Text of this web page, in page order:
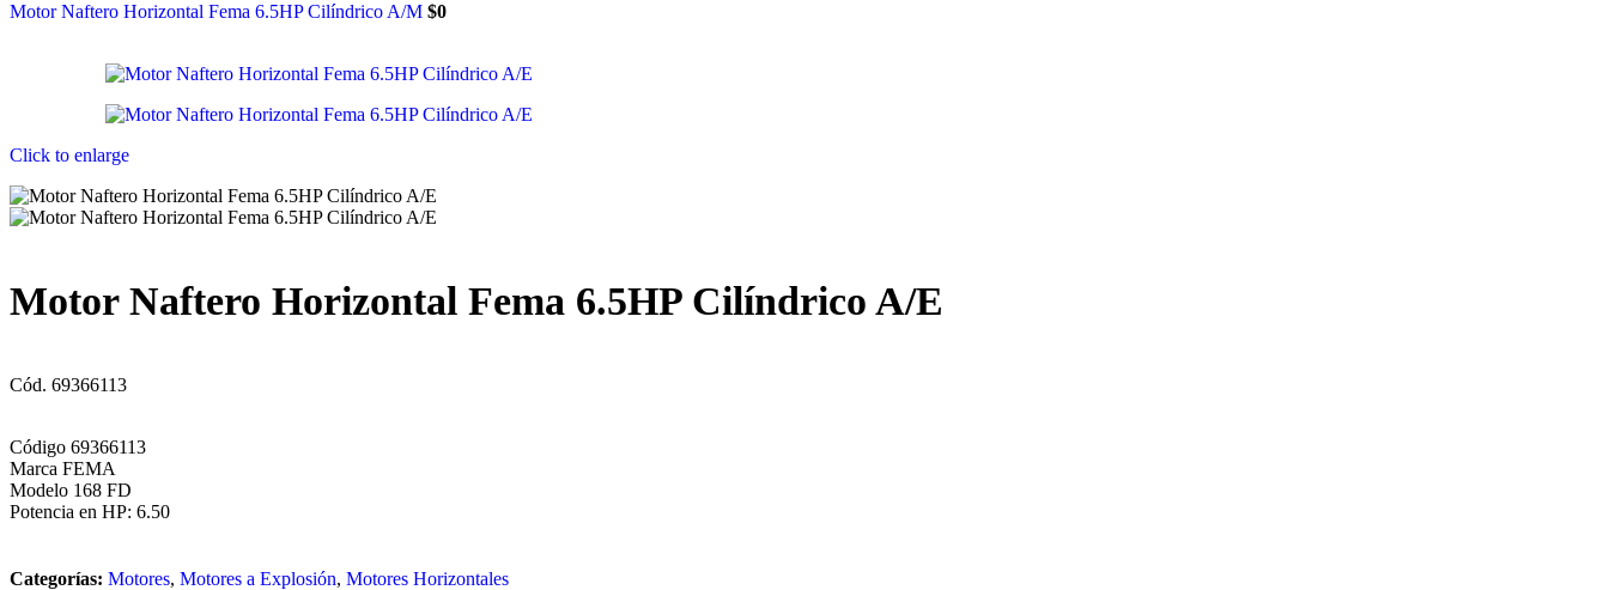
Motor Naftero Horizontal Fema 6.5HP Cilíndrico A/M $0
Click to enlarge
Motor Naftero Horizontal Fema 6.5HP Cilíndrico A/E
Cód. 69366113
Código 69366113
Marca FEMA
Modelo 168 FD
Potencia en HP: 6.50
Categorías: Motores, Motores a Explosión, Motores Horizontales